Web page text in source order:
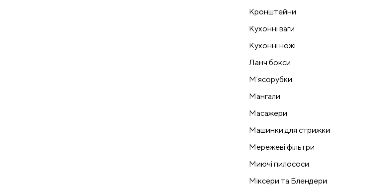
Кронштейни
Кухонні ваги
Кухонні ножі
Ланч бокси
Мʼясорубки
Мангали
Масажери
Машинки для стрижки
Мережеві фільтри
Миючі пилососи
Міксери та Блендери